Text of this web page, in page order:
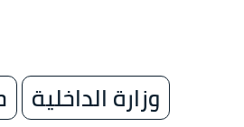
وزارة الداخلية